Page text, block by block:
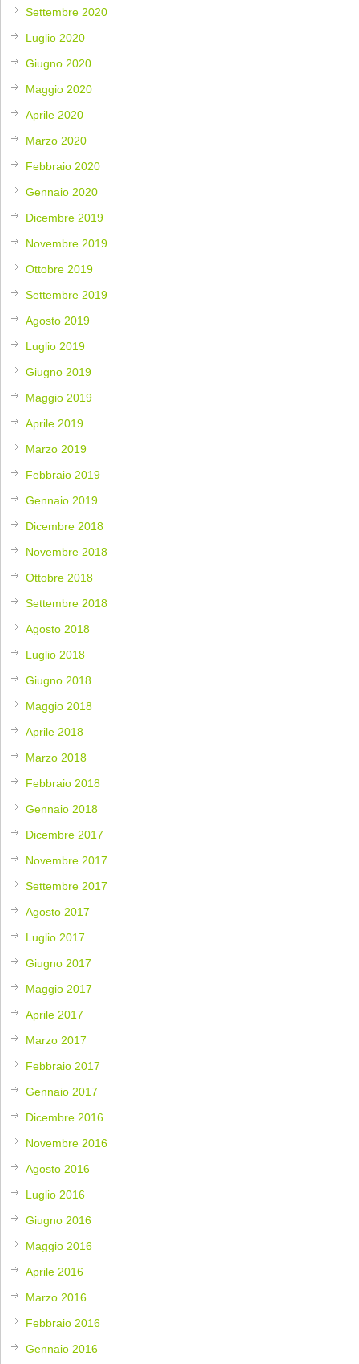
Settembre 2020
Luglio 2020
Giugno 2020
Maggio 2020
Aprile 2020
Marzo 2020
Febbraio 2020
Gennaio 2020
Dicembre 2019
Novembre 2019
Ottobre 2019
Settembre 2019
Agosto 2019
Luglio 2019
Giugno 2019
Maggio 2019
Aprile 2019
Marzo 2019
Febbraio 2019
Gennaio 2019
Dicembre 2018
Novembre 2018
Ottobre 2018
Settembre 2018
Agosto 2018
Luglio 2018
Giugno 2018
Maggio 2018
Aprile 2018
Marzo 2018
Febbraio 2018
Gennaio 2018
Dicembre 2017
Novembre 2017
Settembre 2017
Agosto 2017
Luglio 2017
Giugno 2017
Maggio 2017
Aprile 2017
Marzo 2017
Febbraio 2017
Gennaio 2017
Dicembre 2016
Novembre 2016
Agosto 2016
Luglio 2016
Giugno 2016
Maggio 2016
Aprile 2016
Marzo 2016
Febbraio 2016
Gennaio 2016